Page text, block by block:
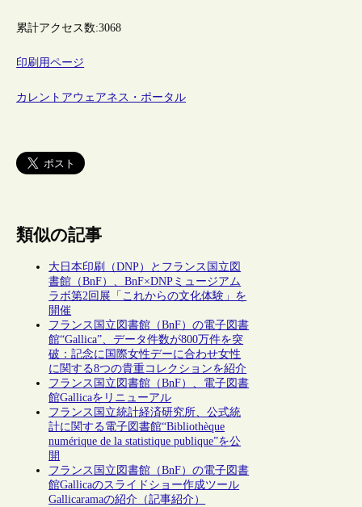
累計アクセス数:3068
印刷用ページ
カレントアウェアネス・ポータル
類似の記事
大日本印刷（DNP）とフランス国立図
書館（BnF）、BnF×DNPミュージアム
ラボ第2回展「これからの文化体験」を
開催
フランス国立図書館（BnF）の電子図書
館“Gallica”、データ件数が800万件を突
破：記念に国際女性デーに合わせ女性
に関する8つの貴重コレクションを紹介
フランス国立図書館（BnF）、電子図書
館Gallicaをリニューアル
フランス国立統計経済研究所、公式統
計に関する電子図書館“Bibliothèque
numérique de la statistique publique”を公
開
フランス国立図書館（BnF）の電子図書
館Gallicaのスライドショー作成ツール
Gallicaramaの紹介（記事紹介）